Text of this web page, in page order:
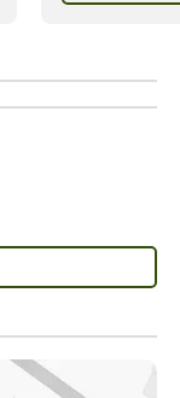
zpěvačky Hany